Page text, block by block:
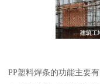
PP塑料焊条的功能主要